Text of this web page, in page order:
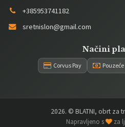
+385953741182
sretnislon@gmail.com
Načini
Corvus Pay Pouzeće
2026. © BLATNI, obrt za
Napravljeno s za